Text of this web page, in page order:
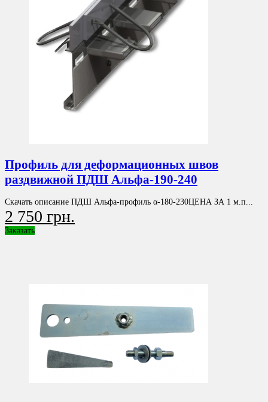
Профиль для деформационных швов
раздвижной ПДШ Альфа-190-240
Скачать описание ПДШ Альфа-профиль α-180-230ЦЕНА ЗА 1 м.п...
2 750 грн.
Заказать